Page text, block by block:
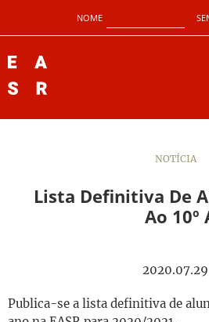
NOME
NOTÍCIA
Lista Definitiva De
Ao 10º
2020.07.29
Publica-se a lista definitiva de